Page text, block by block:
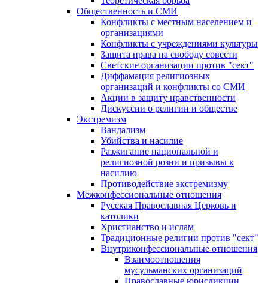
Общественность и СМИ
Конфликты с местным населением и
организациями
Конфликты с учреждениями культуры
Защита права на свободу совести
Светские организации против "сект"
Диффамация религиозных
организаций и конфликты со СМИ
Акции в защиту нравственности
Дискуссии о религии и обществе
Экстремизм
Вандализм
Убийства и насилие
Разжигание национальной и
религиозной розни и призывы к
насилию
Противодействие экстремизму
Межконфессиональные отношения
Русская Православная Церковь и
католики
Христианство и ислам
Традиционные религии против "сект"
Внутриконфессиональные отношения
Взаимоотношения
мусульманских организаций